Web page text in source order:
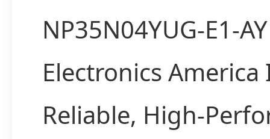
NP35N04YUG-E1-
Electronics
Reliable, High-